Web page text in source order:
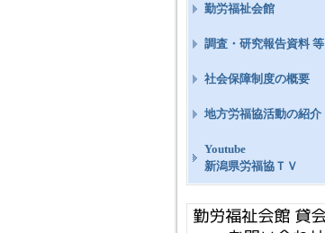
勤労福祉会館
調査・研究報告資料 等
社会保障制度の概要
地方労福協活動の紹介
Youtube
新潟県労福協ＴＶ